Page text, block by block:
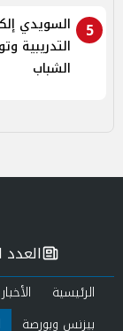
5
السويدي
التدريبية
الشباب
العدد
الرئيسية الأخبار
بيزنس وبورصة